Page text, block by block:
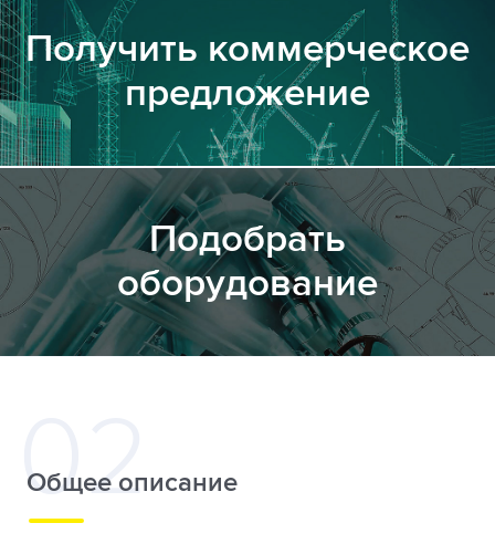
Получить коммерческое
предложение
Подобрать
оборудование
Общее описание